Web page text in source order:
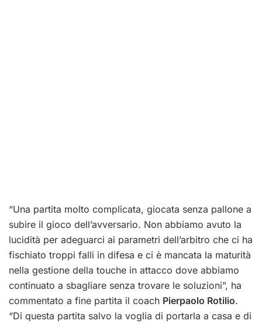
“Una partita molto complicata, giocata senza pallone a
subire il gioco dell’avversario. Non abbiamo avuto la
lucidità per adeguarci ai parametri dell’arbitro che ci ha
fischiato troppi falli in difesa e ci è mancata la maturità
nella gestione della touche in attacco dove abbiamo
continuato a sbagliare senza trovare le soluzioni”, ha
commentato a fine partita il coach Pierpaolo Rotilio.
“Di questa partita salvo la voglia di portarla a casa e di